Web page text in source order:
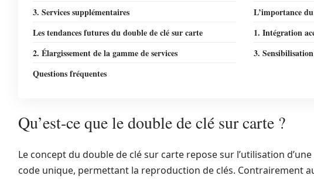
3. Services supplémentaires
L’importance
Les tendances futures du double de clé sur carte
1. Intégration
2. Élargissement de la gamme de services
3.
Questions fréquentes
Qu’est-ce que le double de clé sur carte ?
Le concept du double de clé sur carte repose sur l’utilisation
code unique, permettant la reproduction de clés. Contrairement